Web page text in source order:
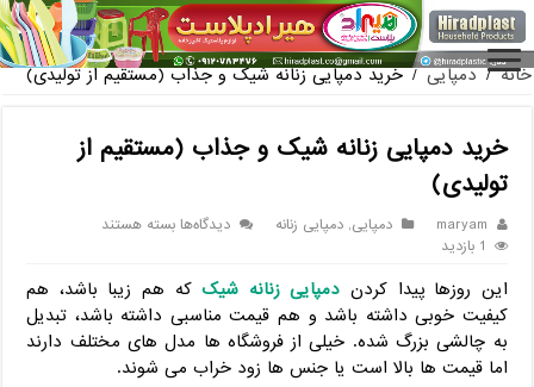
فروش گلدان پلاستیکی گلخانه به صورت آنلاین
خانه / دمپایی / خرید دمپایی زنانه شیک و جذاب (مستقیم از تولیدی)
خرید دمپایی زنانه شیک و جذاب (مستقیم از
تولیدی)
maryam دمپایی,دمپایی زنانه دیدگاه‌هابرای
زنانه
شیک
و
جذاب
(مستقیم
بسته هستند
1 بازدید
این روزها پیدا کردن دمپایی زنانه شیککه هم زیبا باشد، هم
کیفیت خوبی داشته باشد و هم قیمت مناسبی داشته باشد، تبدیل
به چالشی بزرگ شده. خیلی از فروشگاه‌ ها مدل ‌های مختلف دارند
اما قیمت ‌ها بالا است یا جنس‌ ها زود خراب می‌ شوند.